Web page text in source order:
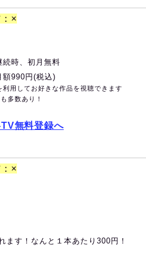
×
時、初月無料
額990円(税込)
用してお好きな作品を視聴できます
多数あり！
無料登録へ
×
ます！なんと１本あたり300円！